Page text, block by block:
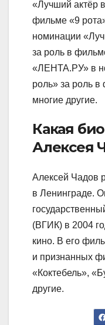
«Лучший актёр
фильме «9
номинации
за роль в
«ЛЕНТА.РУ» в
роль» за роль
многие другие.
Какая
Алексея
Алексей Чадов
в Ленинграде.
(ВГИК) в 2004
кино. В его
и признанных
«Коктебель»,
другие.